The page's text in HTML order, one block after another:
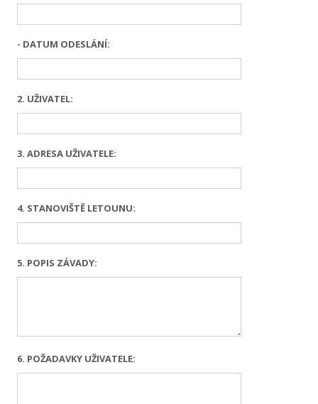
- DATUM ODESLÁNÍ:
2. UŽIVATEL:
3. ADRESA UŽIVATELE:
4. STANOVIŠTĚ LETOUNU:
5. POPIS ZÁVADY:
6. POŽADAVKY UŽIVATELE: